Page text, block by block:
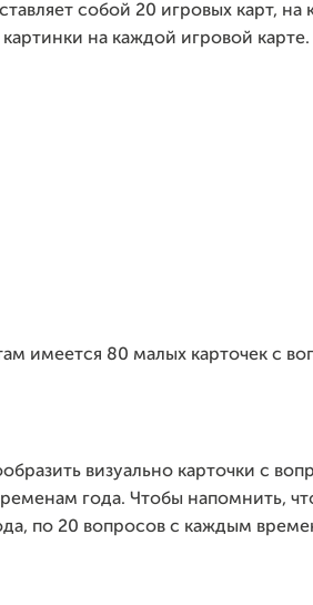
собой 20 игровых карт,
на каждой игровой карте.
имеется 80 малых карточек с
визуально карточки с
года. Чтобы напомнить,
по 20 вопросов с каждым